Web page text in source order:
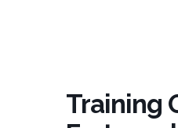
Training